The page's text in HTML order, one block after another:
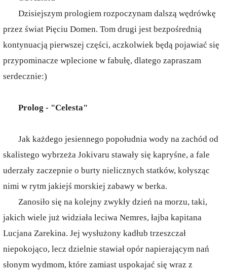
Dzisiejszym prologiem rozpoczynam dalszą wędrówkę
przez świat Pięciu Domen. Tom drugi jest bezpośrednią
kontynuacją pierwszej części, aczkolwiek będą pojawiać się
przypominacze wplecione w fabułę, dlatego zapraszam
serdecznie:)
Prolog - "Celesta"
Jak każdego jesiennego popołudnia wody na zachód od
skalistego wybrzeża Jokivaru stawały się kapryśne, a fale
uderzały zaczepnie o burty nielicznych statków, kołysząc
nimi w rytm jakiejś morskiej zabawy w berka.
Zanosiło się na kolejny zwykły dzień na morzu, taki,
jakich wiele już widziała leciwa Nemres, łajba kapitana
Lucjana Zarekina. Jej wysłużony kadłub trzeszczał
niepokojąco, lecz dzielnie stawiał opór napierającym nań
słonym wydmom, które zamiast uspokajać się wraz z